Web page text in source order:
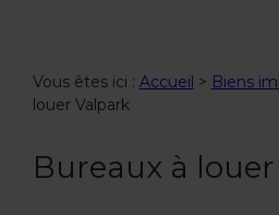
Vous êtes ici : Accueil > Biens
louer Valpark
Bureaux à